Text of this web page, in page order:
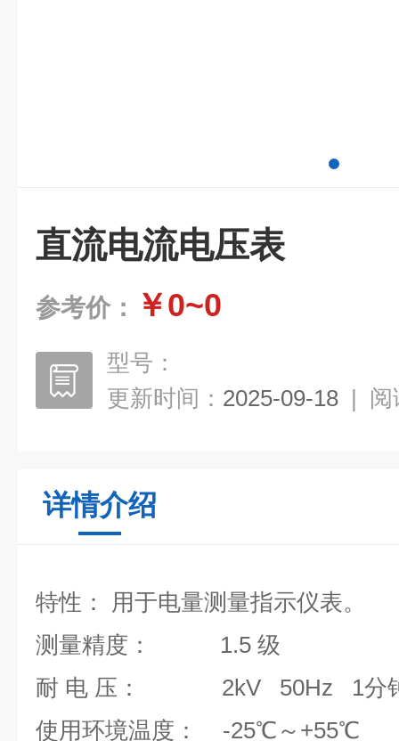
直流电流电压表
参考价： ￥0~0
型号：
更新时间： 2025-09-18 | 阅
详情介绍
特性： 用于电量测量指示仪表。
测量精度： 1.5 级
耐 电 压： 2kV 50Hz 1分
使用环境温度： -25℃～+55℃